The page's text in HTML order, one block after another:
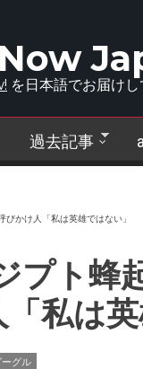
を日本語でお届け
過去記事
びかけ人「私は英雄ではない」
プト
私は英
ーグル